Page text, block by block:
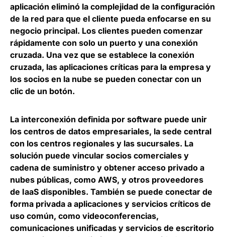
aplicación eliminó la complejidad de la configuración
de la red para que el cliente pueda enfocarse en su
negocio principal. Los clientes pueden comenzar
rápidamente con solo un puerto y una conexión
cruzada. Una vez que se establece la conexión
cruzada, las aplicaciones críticas para la empresa y
los socios en la nube se pueden conectar con un
clic de un botón.
La interconexión definida por software puede unir
los centros de datos empresariales, la sede central
con los centros regionales y las sucursales. La
solución puede vincular socios comerciales y
cadena de suministro y obtener acceso privado a
nubes públicas, como AWS, y otros proveedores
de IaaS disponibles. También se puede conectar de
forma privada a aplicaciones y servicios críticos de
uso común, como videoconferencias,
comunicaciones unificadas y servicios de escritorio